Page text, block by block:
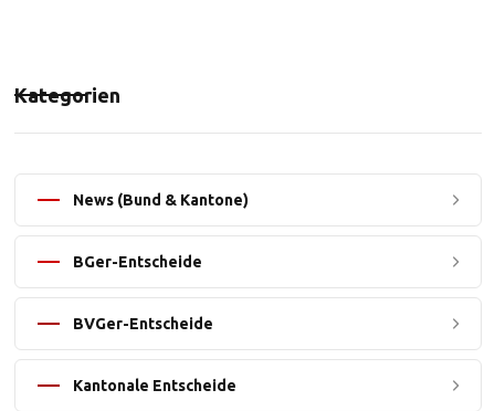
Kategorien
News (Bund & Kantone)
BGer-Entscheide
BVGer-Entscheide
Kantonale Entscheide